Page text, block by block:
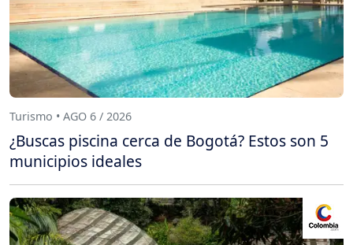
Turismo • AGO 6 / 2026
¿Buscas piscina cerca de Bogotá? Estos son 5
municipios ideales